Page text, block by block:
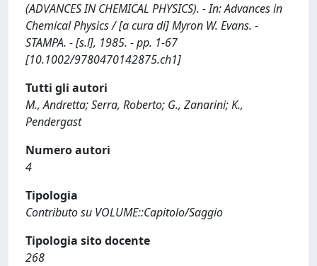
(ADVANCES IN CHEMICAL PHYSICS). - In: Advances in
Chemical Physics / [a cura di] Myron W. Evans. -
STAMPA. - [s.l], 1985. - pp. 1-67
[10.1002/9780470142875.ch1]
Tutti gli autori
M., Andretta; Serra, Roberto; G., Zanarini; K.,
Pendergast
Numero autori
4
Tipologia
Contributo su VOLUME::Capitolo/Saggio
Tipologia sito docente
268